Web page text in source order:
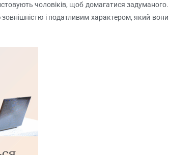
чоловіків, щоб домагатися задуманого.
і податливим характером, який вони